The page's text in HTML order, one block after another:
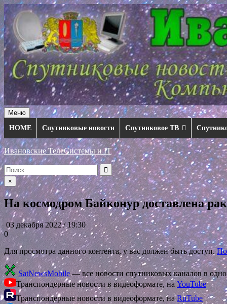
Перейти
к
содержимому
Меню
HOME
Спутниковые новости Спутниковое ТВ
Ивановские ТелеСистемы и IT
Искать:
×
На космодром Байконур доставлена
03 декабря 2022 / 19:30
0
Для просмотра данного контента, у вас должен быть доступ.
SatNewsMobile— все новости спутниковых каналов в
Транспондерные новости в видеоформате, на YouTube
Транспондерные новости в видеоформате, наRuTube